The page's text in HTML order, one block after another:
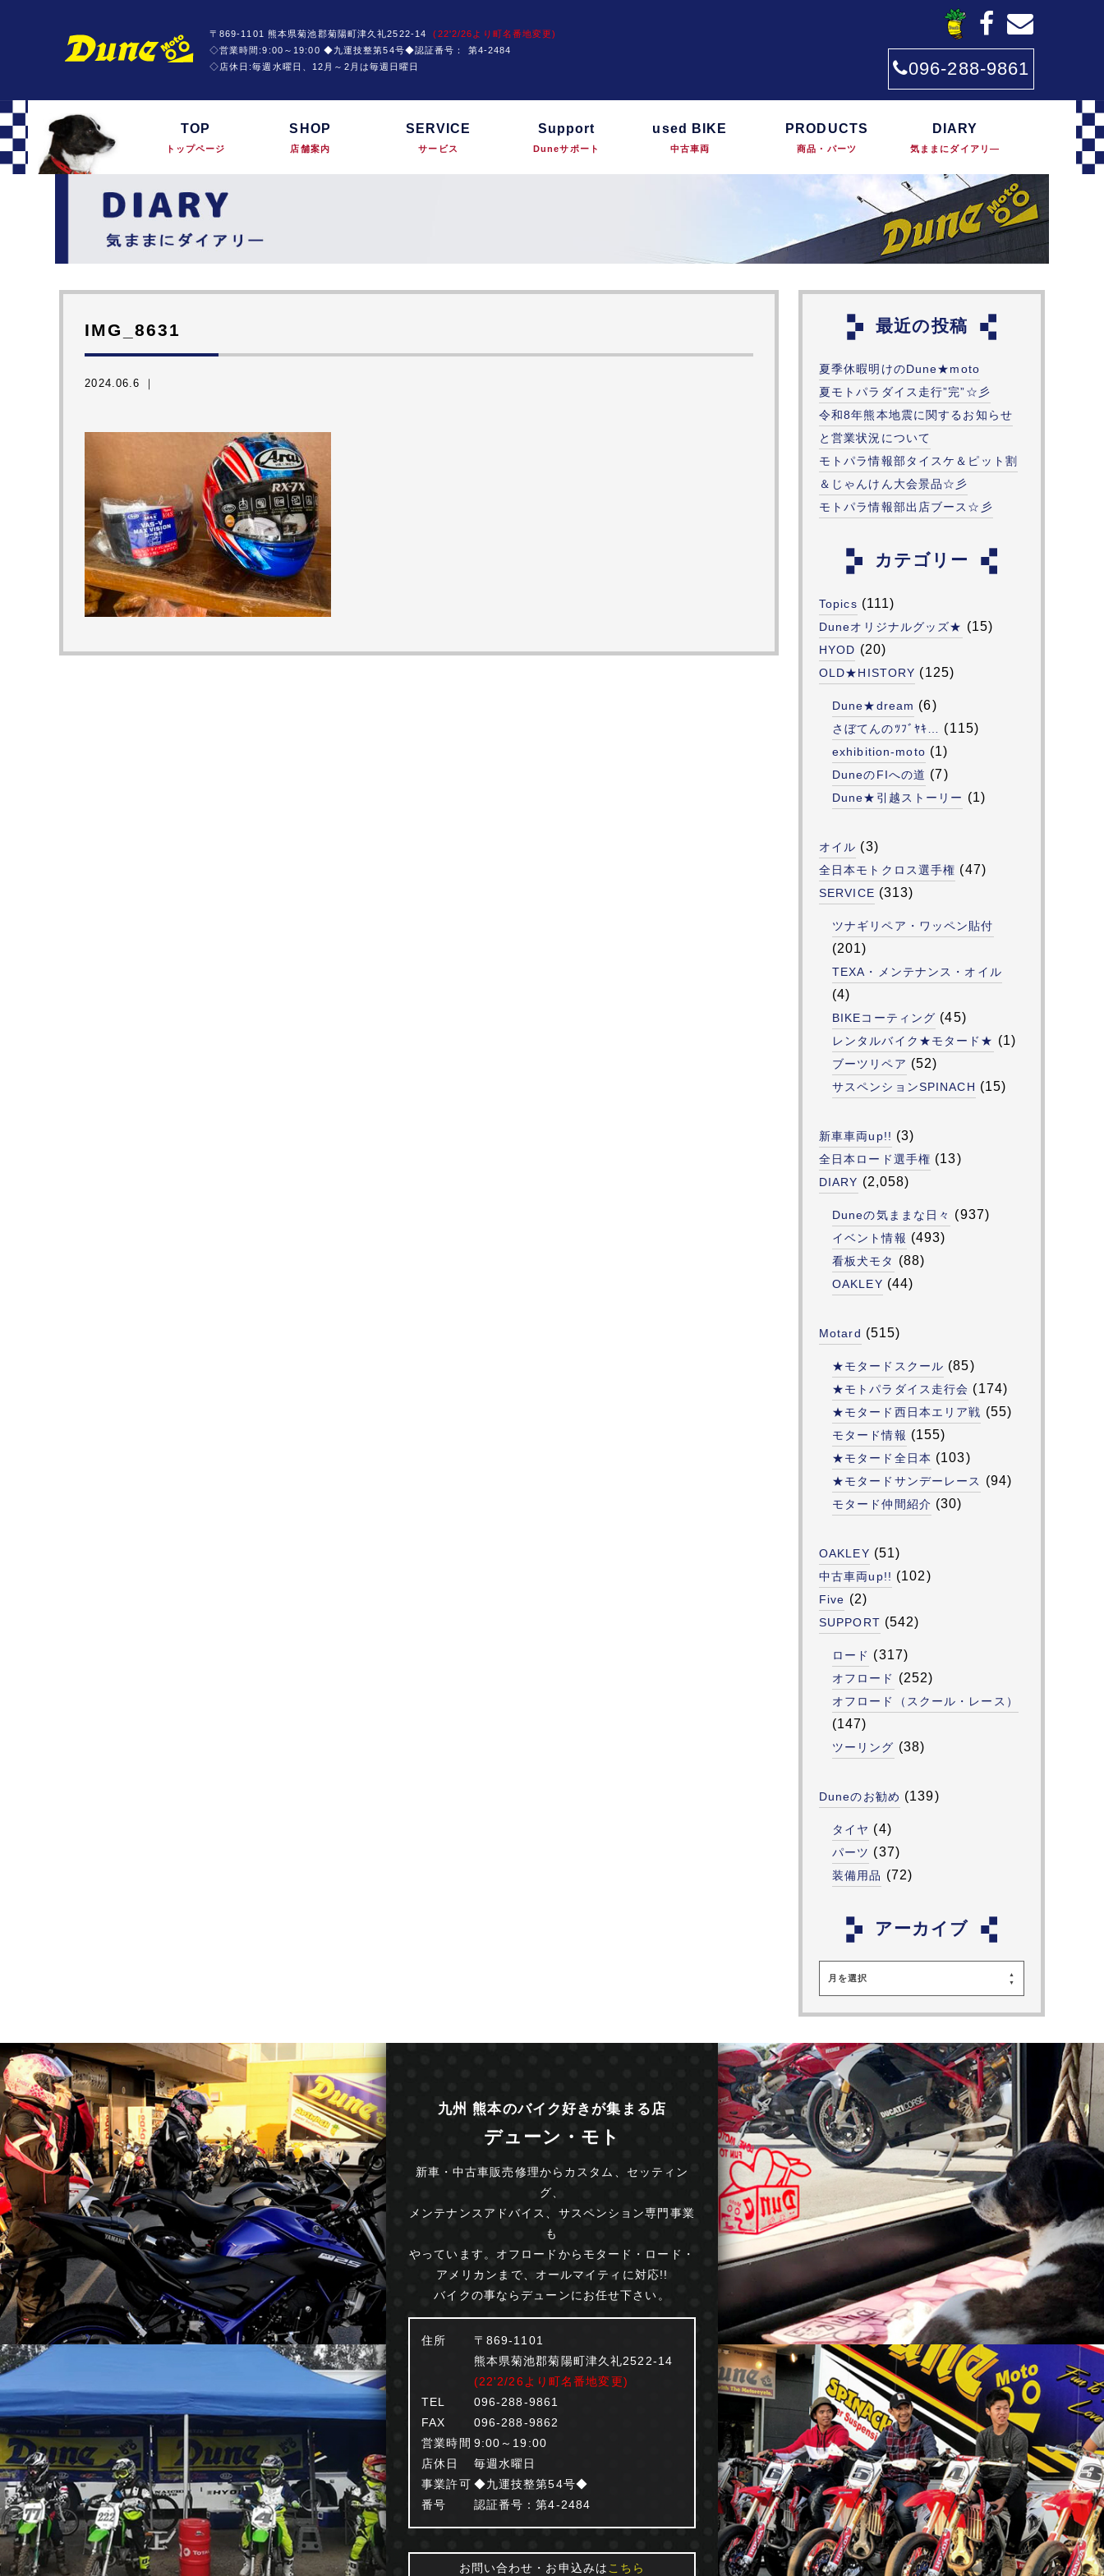
〒869-1101 熊本県菊池郡菊陽町津久礼2522-14(22'2/26より町名番地変更)
◇営業時間:9:00～19:00 ◆九運技整第54号◆認証番号： 第4-2484
◇店休日:毎週水曜日、12月～2月は毎週日曜日
096-288-9861
TOP
トップページ
SHOP
店舗案内
SERVICE
サービス
Support
Duneサポート
used BIKE
中古車両
PRODUCTS
商品・パーツ
DIARY
気ままにダイアリ―
IMG_8631
2024.06.6 ｜
最近の投稿
夏季休暇明けのDune★moto
夏モトパラダイス走行”完”☆彡
令和8年熊本地震に関するお知らせ
と営業状況について
モトパラ情報部タイスケ＆ピット割
＆じゃんけん大会景品☆彡
モトパラ情報部出店ブース☆彡
カテゴリー
Topics (111)
Duneオリジナルグッズ★ (15)
HYOD (20)
OLD★HISTORY (125)
Dune★dream (6)
さぼてんのﾂﾌﾞﾔｷ… (115)
exhibition-moto (1)
DuneのFIへの道 (7)
Dune★引越ストーリー (1)
オイル (3)
全日本モトクロス選手権 (47)
SERVICE (313)
ツナギリペア・ワッペン貼付
(201)
TEXA・メンテナンス・オイル
(4)
BIKEコーティング (45)
レンタルバイク★モタード★ (1)
ブーツリペア (52)
サスペンションSPINACH (15)
新車車両up!! (3)
全日本ロード選手権 (13)
DIARY (2,058)
Duneの気ままな日々 (937)
イベント情報 (493)
看板犬モタ (88)
OAKLEY (44)
Motard (515)
★モタードスクール (85)
★モトパラダイス走行会 (174)
★モタード西日本エリア戦 (55)
モタード情報 (155)
★モタード全日本 (103)
★モタードサンデーレース (94)
モタード仲間紹介 (30)
OAKLEY (51)
中古車両up!! (102)
Five (2)
SUPPORT (542)
ロード (317)
オフロード (252)
オフロード（スクール・レース）
(147)
ツーリング (38)
Duneのお勧め (139)
タイヤ (4)
パーツ (37)
装備用品 (72)
アーカイブ
月を選択
九州 熊本のバイク好きが集まる店
デューン・モト
新車・中古車販売修理からカスタム、セッティン
グ、
メンテナンスアドバイス、サスペンション専門事業
も
やっています。オフロードからモタード・ロード・
アメリカンまで、オールマイティに対応!!
バイクの事ならデューンにお任せ下さい。
住所
〒869-1101
熊本県菊池郡菊陽町津久礼2522-14
(22'2/26より町名番地変更)
TEL
096-288-9861
FAX
096-288-9862
営業時間 9:00～19:00
店休日
毎週水曜日
事業許可
番号
◆九運技整第54号◆
認証番号：第4-2484
お問い合わせ・お申込みは こちら